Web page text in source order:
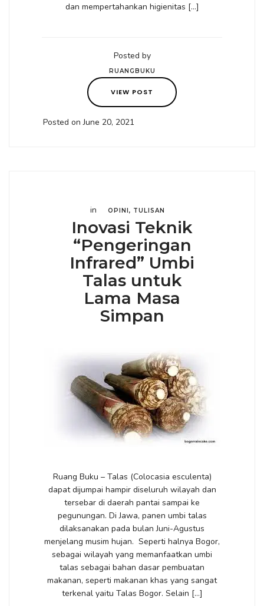
dan mempertahankan higienitas […]
Posted by
RUANGBUKU
VIEW POST
Posted on June 20, 2021
in OPINI, TULISAN
Inovasi Teknik
“Pengeringan
Infrared” Umbi
Talas untuk
Lama Masa
Simpan
Ruang Buku – Talas (Colocasia esculenta)
dapat dijumpai hampir diseluruh wilayah dan
tersebar di daerah pantai sampai ke
pegunungan. Di Jawa, panen umbi talas
dilaksanakan pada bulan Juni-Agustus
menjelang musim hujan. Seperti halnya Bogor,
sebagai wilayah yang memanfaatkan umbi
talas sebagai bahan dasar pembuatan
makanan, seperti makanan khas yang sangat
terkenal yaitu Talas Bogor. Selain […]